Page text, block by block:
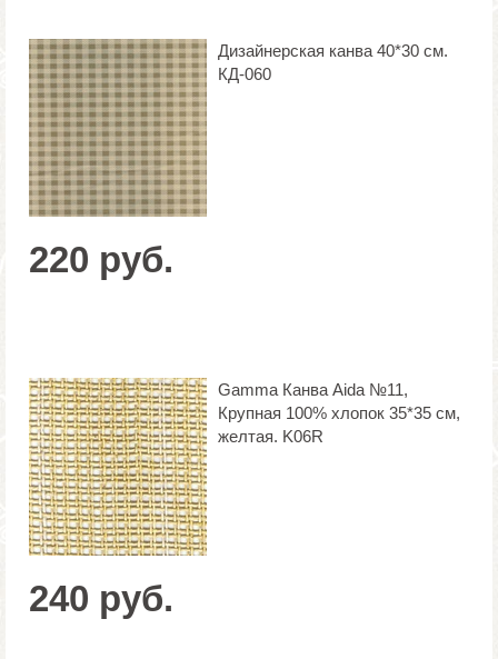
Дизайнерская канва 40*30 см.
КД-060
220 руб.
Gamma Канва Aida №11,
Крупная 100% хлопок 35*35 см,
желтая. K06R
240 руб.